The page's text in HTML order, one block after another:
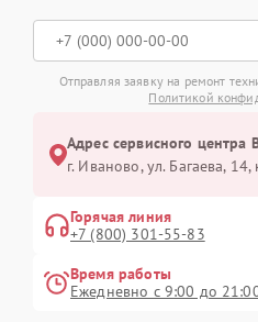
Отправляя заявку на ремонт
Политикой
Адрес сервисного центра
г. Иваново, ул. Багаева, 14,
Горячая линия
+7 (800) 301-55-83
Время работы
Ежедневно с 9:00 до